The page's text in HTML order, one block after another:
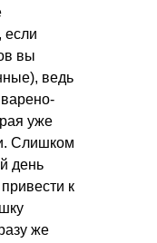
если
вы
ведь
уже
Слишком
день
к
же